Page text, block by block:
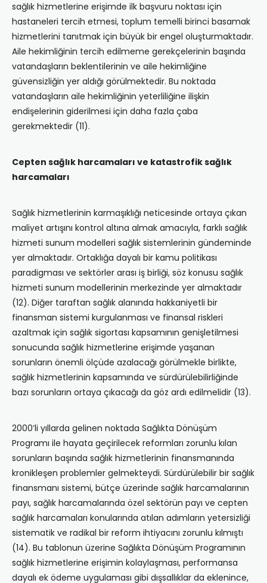
sağlık hizmetlerine erişimde ilk başvuru noktası için
hastaneleri tercih etmesi, toplum temelli birinci basamak
hizmetlerini tanıtmak için büyük bir engel oluşturmaktadır.
Aile hekimliğinin tercih edilmeme gerekçelerinin başında
vatandaşların beklentilerinin ve aile hekimliğine
güvensizliğin yer aldığı görülmektedir. Bu noktada
vatandaşların aile hekimliğinin yeterliliğine ilişkin
endişelerinin giderilmesi için daha fazla çaba
gerekmektedir (11).
Cepten sağlık harcamaları ve katastrofik sağlık
harcamaları
Sağlık hizmetlerinin karmaşıklığı neticesinde ortaya çıkan
maliyet artışını kontrol altına almak amacıyla, farklı sağlık
hizmeti sunum modelleri sağlık sistemlerinin gündeminde
yer almaktadır. Ortaklığa dayalı bir kamu politikası
paradigması ve sektörler arası iş birliği, söz konusu sağlık
hizmeti sunum modellerinin merkezinde yer almaktadır
(12). Diğer taraftan sağlık alanında hakkaniyetli bir
finansman sistemi kurgulanması ve finansal riskleri
azaltmak için sağlık sigortası kapsamının genişletilmesi
sonucunda sağlık hizmetlerine erişimde yaşanan
sorunların önemli ölçüde azalacağı görülmekle birlikte,
sağlık hizmetlerinin kapsamında ve sürdürülebilirliğinde
bazı sorunların ortaya çıkacağı da göz ardı edilmelidir (13).
2000’li yıllarda gelinen noktada Sağlıkta Dönüşüm
Programı ile hayata geçirilecek reformları zorunlu kılan
sorunların başında sağlık hizmetlerinin finansmanında
kronikleşen problemler gelmekteydi. Sürdürülebilir bir sağlık
finansmanı sistemi, bütçe üzerinde sağlık harcamalarının
payı, sağlık harcamalarında özel sektörün payı ve cepten
sağlık harcamaları konularında atılan adımların yetersizliği
sistematik ve radikal bir reform ihtiyacını zorunlu kılmıştı
(14). Bu tablonun üzerine Sağlıkta Dönüşüm Programının
sağlık hizmetlerine erişimin kolaylaşması, performansa
dayalı ek ödeme uygulaması gibi dışsallıklar da eklenince,